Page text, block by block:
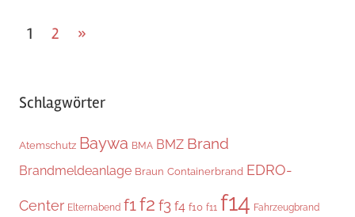
Seitennummerierung
Beiträge
1 2
Nächste
»
Schlagwörter
Atemschutz Baywa BMA BMZ Brand
Brandmeldeanlage Braun Containerbrand EDRO-
Center Elternabend f1f2 f3 f4 f10 f11 f14 Fahrzeugbrand